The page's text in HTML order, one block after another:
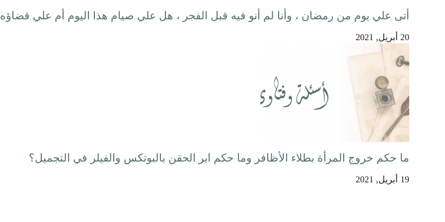
أتى علي يوم من رمضان ، وأنا لم أنو فيه قبل الفجر ، هل علي صيام هذا اليوم أم علي
20 أبريل, 2021
ما حكم خروج المرأة بطلاء الأظافر وما حكم ابر الحقن بالبوتكس والفيلر في التجميل؟
19 أبريل, 2021